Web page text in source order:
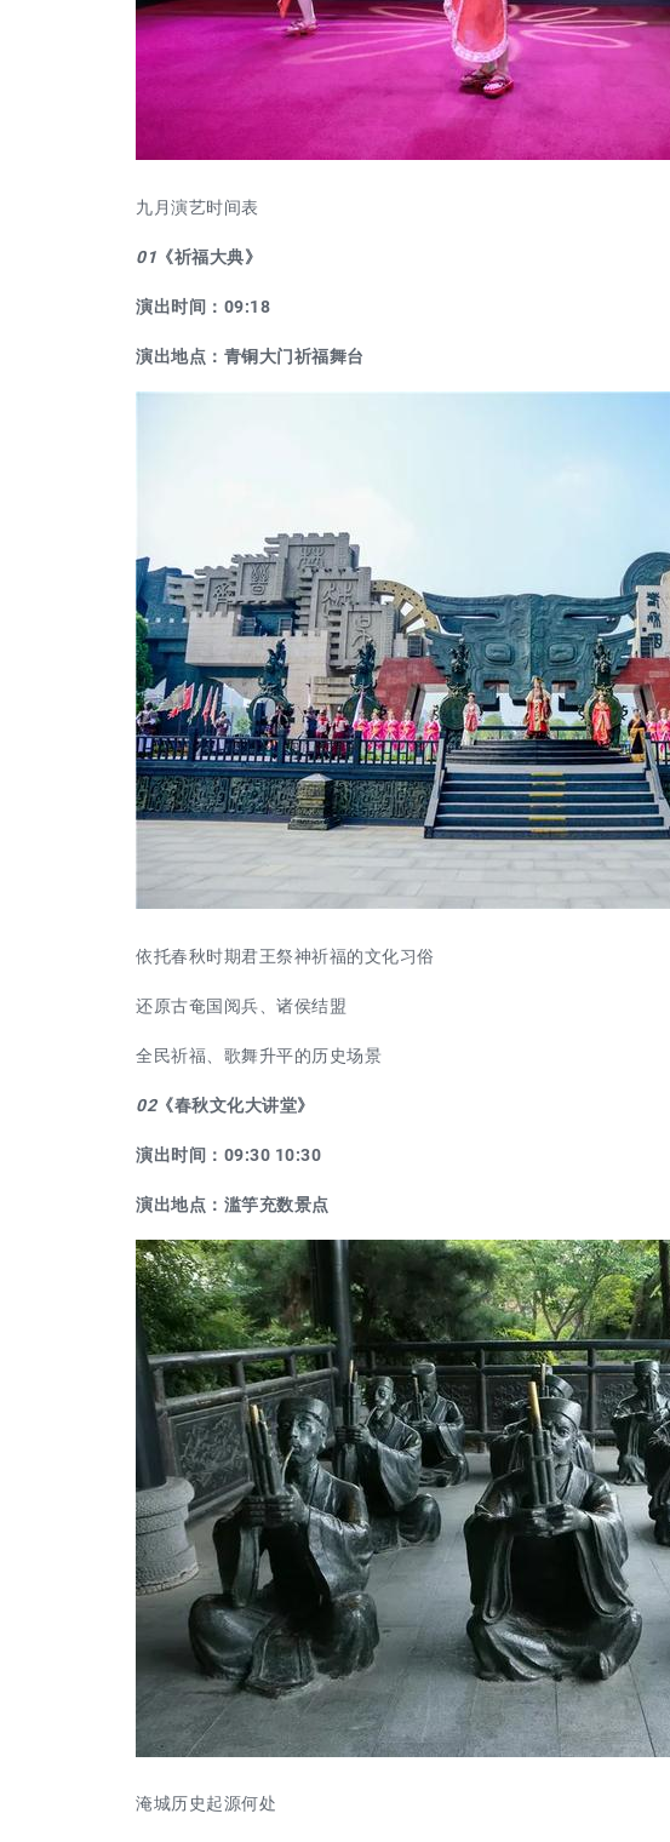
九月演艺时间表
01 《祈福大典》
演出时间：09:18
演出地点：青铜大门祈福舞台
依托春秋时期君王祭神祈福的文化习俗
还原古奄国阅兵、诸侯结盟
全民祈福、歌舞升平的历史场景
02《春秋文化大讲堂》
演出时间：09:30 10:30
演出地点：滥竽充数景点
淹城历史起源何处